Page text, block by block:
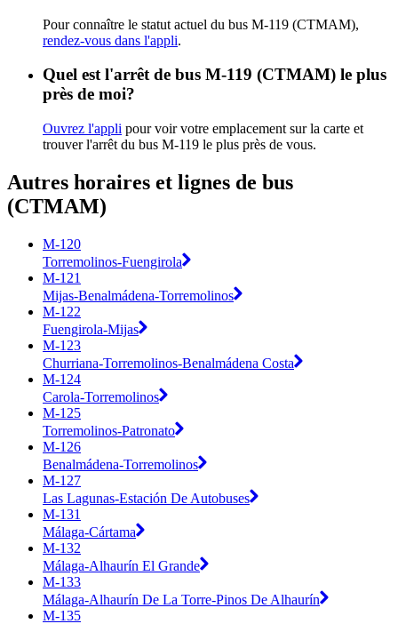
Pour connaître le statut actuel du bus M-119 (CTMAM),
rendez-vous dans l'appli.
Quel est l'arrêt de bus M-119 (CTMAM) le plus
près de moi?
Ouvrez l'appli pour voir votre emplacement sur la carte et
trouver l'arrêt du bus M-119 le plus près de vous.
Autres horaires et lignes de bus
(CTMAM)
M-120
Torremolinos-Fuengirola
M-121
Mijas-Benalmádena-Torremolinos
M-122
Fuengirola-Mijas
M-123
Churriana-Torremolinos-Benalmádena Costa
M-124
Carola-Torremolinos
M-125
Torremolinos-Patronato
M-126
Benalmádena-Torremolinos
M-127
Las Lagunas-Estación De Autobuses
M-131
Málaga-Cártama
M-132
Málaga-Alhaurín El Grande
M-133
Málaga-Alhaurín De La Torre-Pinos De Alhaurín
M-135